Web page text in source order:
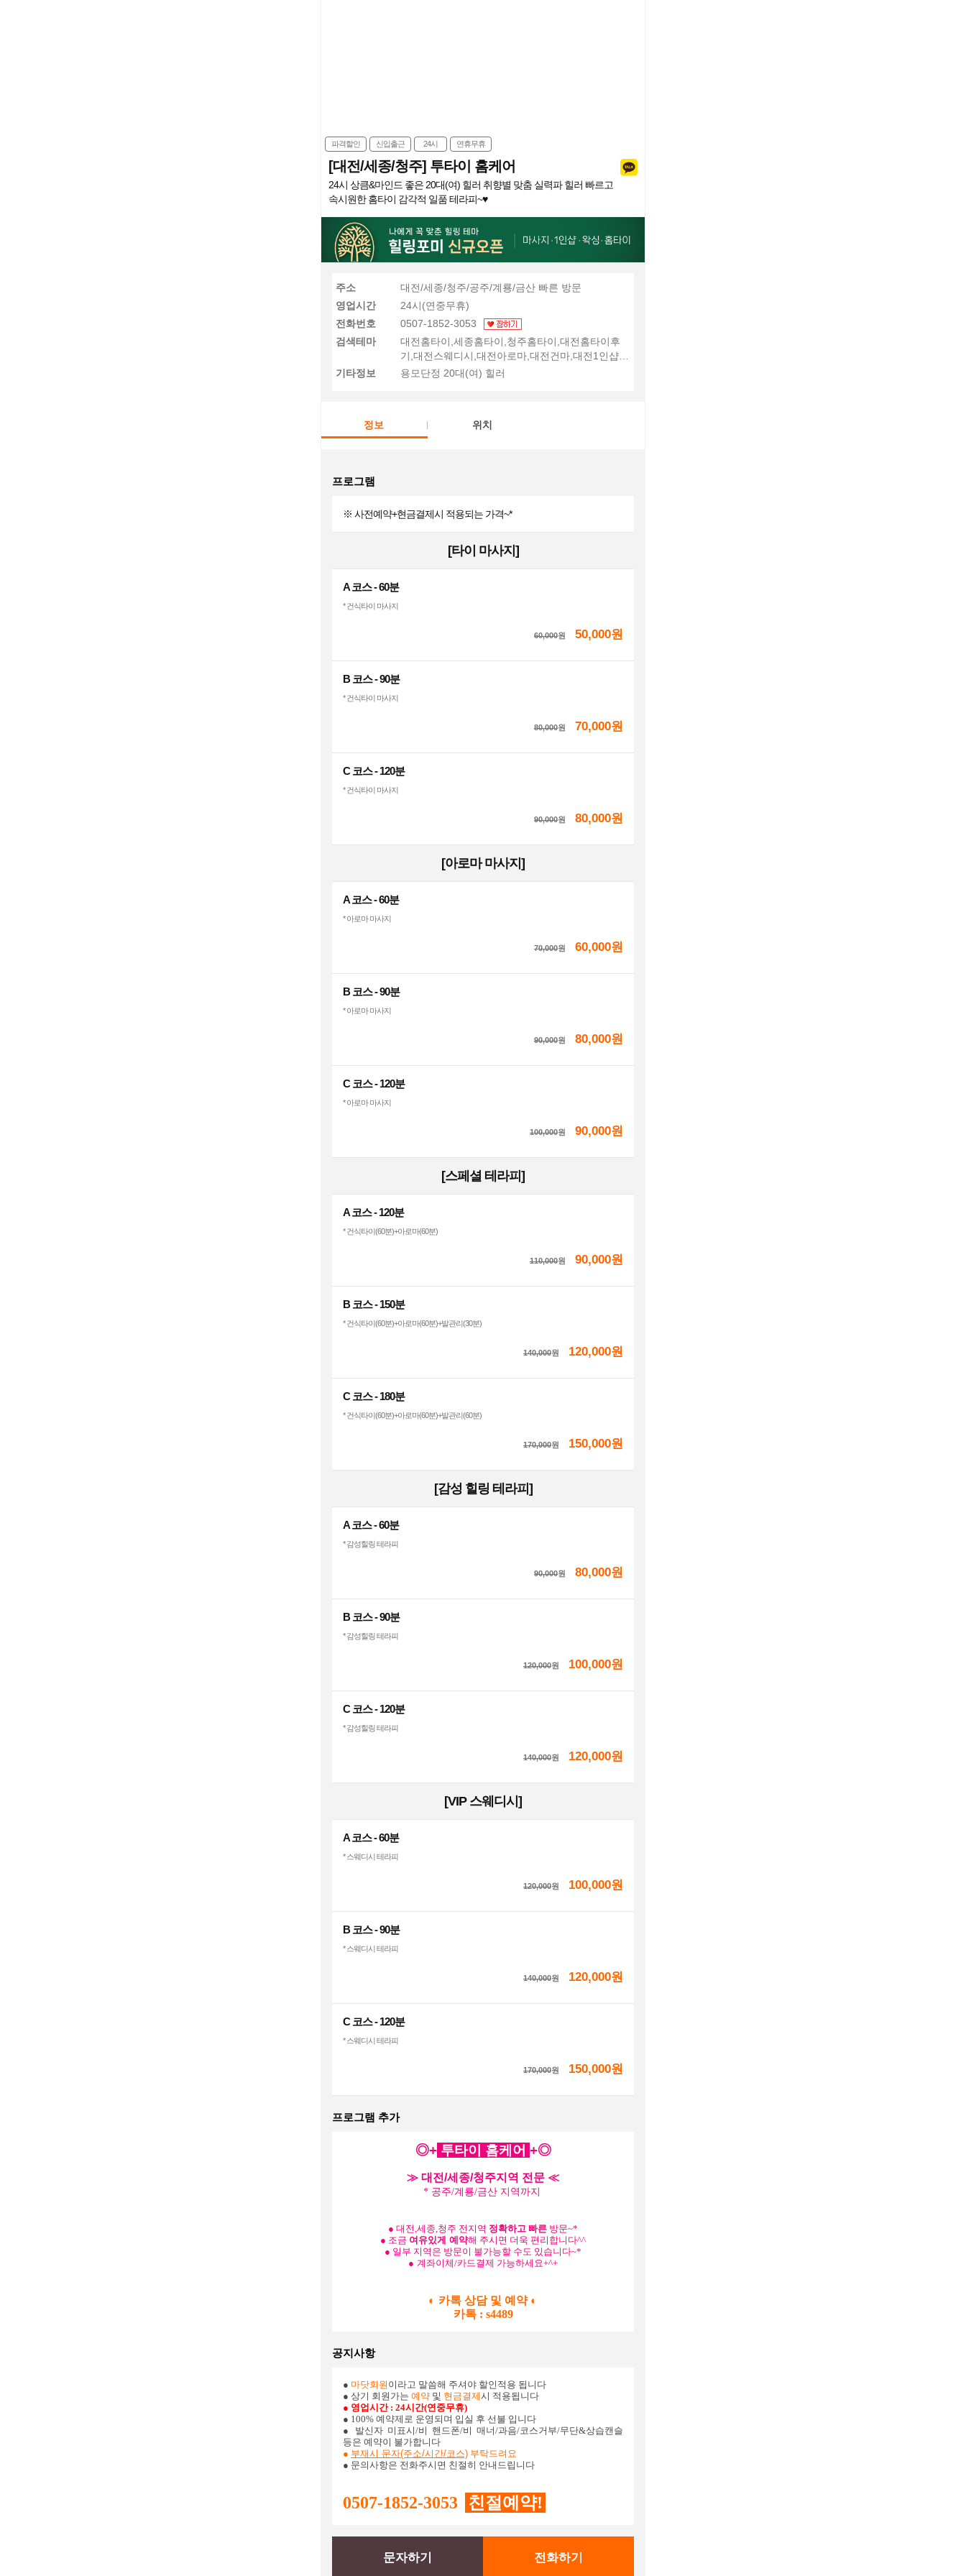
파격할인 신입출근 24시 연휴무휴
[대전/세종/청주] 투타이 홈케어
24시 상큼&마인드 좋은 20대(여) 힐러 취향별 맞춤 실력파 힐러 빠르고
속시원한 홈타이 감각적 일품 테라피~♥
주소
대전/세종/청주/공주/계룡/금산 빠른 방문
영업시간
24시(연중무휴)
전화번호
0507-1852-3053
검색테마
대전홈타이,세종홈타이,청주홈타이,대전홈타이후
기,대전스웨디시,대전아로마,대전건마,대전1인샵,
세종스웨디시,청주스웨디시,대전출장마사지
기타정보 용모단정 20대(여) 힐러
정보 위치
프로그램
※ 사전예약+현금결제시 적용되는 가격~*
[타이 마사지]
A 코스 - 60분
* 건식타이 마사지
60,000원 50,000원
B 코스 - 90분
* 건식타이 마사지
80,000원 70,000원
C 코스 - 120분
* 건식타이 마사지
90,000원 80,000원
[아로마 마사지]
A 코스 - 60분
* 아로마 마사지
70,000원 60,000원
B 코스 - 90분
* 아로마 마사지
90,000원 80,000원
C 코스 - 120분
* 아로마 마사지
100,000원 90,000원
[스페셜 테라피]
A 코스 - 120분
* 건식타이(60분)+아로마(60분)
110,000원 90,000원
B 코스 - 150분
* 건식타이(60분)+아로마(60분)+발관리(30분)
140,000원 120,000원
C 코스 - 180분
* 건식타이(60분)+아로마(60분)+발관리(60분)
170,000원 150,000원
[감성 힐링 테라피]
A 코스 - 60분
* 감성힐링 테라피
90,000원 80,000원
B 코스 - 90분
* 감성힐링 테라피
120,000원 100,000원
C 코스 - 120분
* 감성힐링 테라피
140,000원 120,000원
[VIP 스웨디시]
A 코스 - 60분
* 스웨디시 테라피
120,000원 100,000원
B 코스 - 90분
* 스웨디시 테라피
140,000원 120,000원
C 코스 - 120분
* 스웨디시 테라피
170,000원 150,000원
프로그램 추가
◎+투타이 홈케어 +◎
≫ 대전/세종/청주지역 전문 ≪
* 공주/계룡/금산 지역까지
● 대전,세종,청주 전지역 정확하고 빠른 방문~*
● 조금 여유있게 예약해 주시면 더욱 편리합니다^^
● 일부 지역은 방문이 불가능할 수도 있습니다~*
● 계좌이체/카드결제 가능하세요+^+
◐ 카톡 상담 및 예약 ◐
카톡 : s4489
공지사항
● 마닷회원 이라고 말씀해 주셔야 할인적용 됩니다
● 상기 회원가는 예약 및 현금결제시 적용됩니다
● 영업시간 : 24시간(연중무휴)
● 100% 예약제로 운영되며 입실 후 선불 입니다
● 발신자 미표시/비 핸드폰/비 매너/과음/코스거부/무단&상습캔슬
등은 예약이 불가합니다
● 부재시 문자(주소/시간/코스) 부탁드려요
● 문의사항은 전화주시면 친절히 안내드립니다
0507-1852-3053 친절예약!
문자하기 전화하기